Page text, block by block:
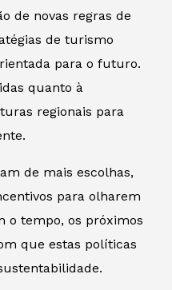
de novas regras de
de turismo
para o futuro.
quanto à
regionais para
de mais escolhas,
para olharem
o tempo, os próximos
que estas políticas